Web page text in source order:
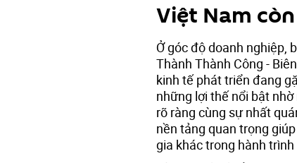
Việt Nam
Ở góc độ doanh nghiệp,
Thành Thành Công -
kinh tế phát triển đang
những lợi thế nổi bật
rõ ràng cùng sự nhất
nền tảng quan trọng
gia khác trong hành